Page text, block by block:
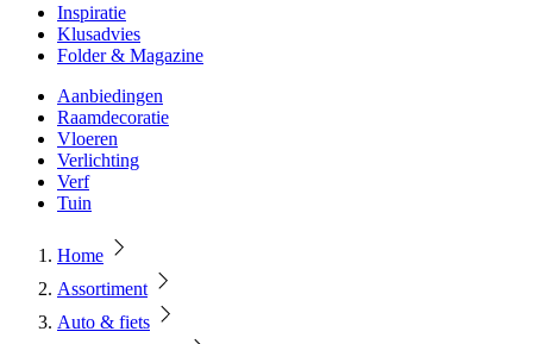
Inspiratie
Klusadvies
Folder & Magazine
Aanbiedingen
Raamdecoratie
Vloeren
Verlichting
Verf
Tuin
Home
Assortiment
Auto & fiets